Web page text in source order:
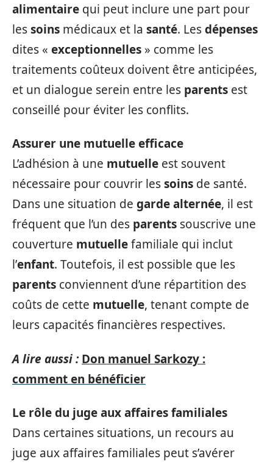
alimentaire qui peut inclure une part pour
lessoins médicaux et la santé. Lesdépenses
dites « exceptionnelles » comme les
traitements coûteux doivent être anticipées,
et un dialogue serein entre les parents est
conseillé pour éviter les conflits.
Assurer une mutuelle efficace
L’adhésion à une mutuelle est souvent
nécessaire pour couvrir lessoins de santé.
Dans une situation de garde alternée, il est
fréquent que l’un des parents souscrive une
couverture mutuellefamiliale qui inclut
l’enfant. Toutefois, il est possible que les
parents conviennent d’une répartition des
coûts de cette mutuelle, tenant compte de
leurs capacités financières respectives.
A lire aussi : Don manuel Sarkozy :
comment en bénéficier
Le rôle du juge aux affaires familiales
Dans certaines situations, un recours au
juge aux affaires familiales peut s’avérer